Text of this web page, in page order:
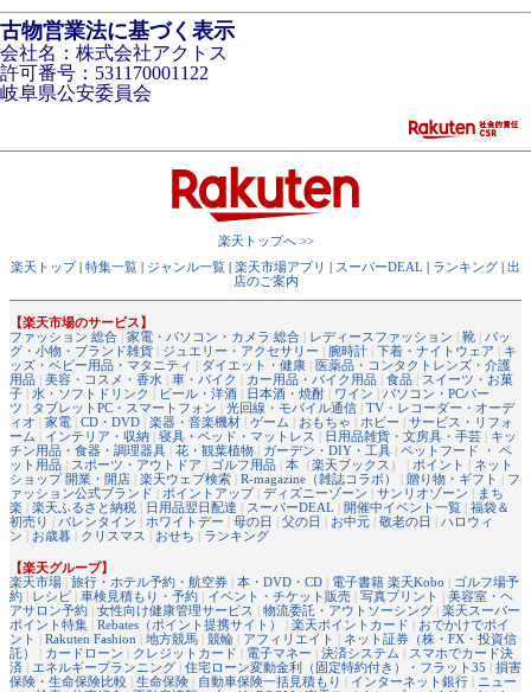
古物営業法に基づく表示
会社名：株式会社アクトス
許可番号：531170001122
岐阜県公安委員会
楽天トップへ >>
楽天トップ| 特集一覧 | ジャンル一覧 | 楽天市場アプリ | スーパーDEAL | ランキング | 出
店のご案内
【楽天市場のサービス】
ファッション 総合 | 家電・パソコン・カメラ 総合 | レディースファッション | 靴 | バッ
グ・小物・ブランド雑貨 | ジュエリー・アクセサリー | 腕時計 | 下着・ナイトウェア | キ
ッズ・ベビー用品・マタニティ | ダイエット・健康 | 医薬品・コンタクトレンズ・介護
用品 | 美容・コスメ・香水 | 車・バイク | カー用品・バイク用品 | 食品 | スイーツ・お菓
子 | 水・ソフトドリンク | ビール・洋酒 | 日本酒・焼酎 | ワイン | パソコン・PCパー
ツ | タブレットPC・スマートフォン | 光回線・モバイル通信 | TV・レコーダー・オーデ
ィオ | 家電 | CD・DVD | 楽器・音楽機材 | ゲーム | おもちゃ | ホビー | サービス・リフォ
ーム | インテリア・収納 | 寝具・ベッド・マットレス | 日用品雑貨・文房具・手芸 | キッ
チン用品・食器・調理器具 | 花・観葉植物 | ガーデン・DIY・工具 | ペットフード ・ ペ
ット用品 | スポーツ・アウトドア | ゴルフ用品 | 本 （楽天ブックス ） | ポイント | ネット
ショップ 開業・開店 | 楽天ウェブ検索 | R-magazine（雑誌コラボ） | 贈り物・ギフト | フ
ァッション公式ブランド | ポイントアップ| ディズニーゾーン | サンリオゾーン | まち
楽 | 楽天ふるさと納税 | 日用品翌日配達 | スーパーDEAL | 開催中イベント一覧 | 福袋＆
初売り | バレンタイン | ホワイトデー | 母の日 | 父の日 | お中元 | 敬老の日 | ハロウィ
ン | お歳暮 | クリスマス | おせち | ランキング
【楽天グループ】
楽天市場 | 旅行・ホテル予約・航空券 | 本・DVD・CD | 電子書籍 楽天Kobo | ゴルフ場予
約 | レシピ | 車検見積もり・予約 | イベント・チケット販売 | 写真プリント | 美容室・ヘ
アサロン予約 | 女性向け健康管理サービス | 物流委託・アウトソーシング | 楽天スーパー
ポイント特集 | Rebates（ポイント提携サイト） | 楽天ポイントカード | おでかけでポイ
ント | Rakuten Fashion | 地方競馬 | 競輪 | アフィリエイト | ネット証券（株・FX・投資信
託）
| カードローン | クレジットカード | 電子マネー | 決済システム | スマホでカード決
済 | エネルギープランニング | 住宅ローン変動金利（固定特約付き）・フラット35 | 損害
保険・生命保険比較 | 生命保険 | 自動車保険一括見積もり | インターネット銀行 | ニュー